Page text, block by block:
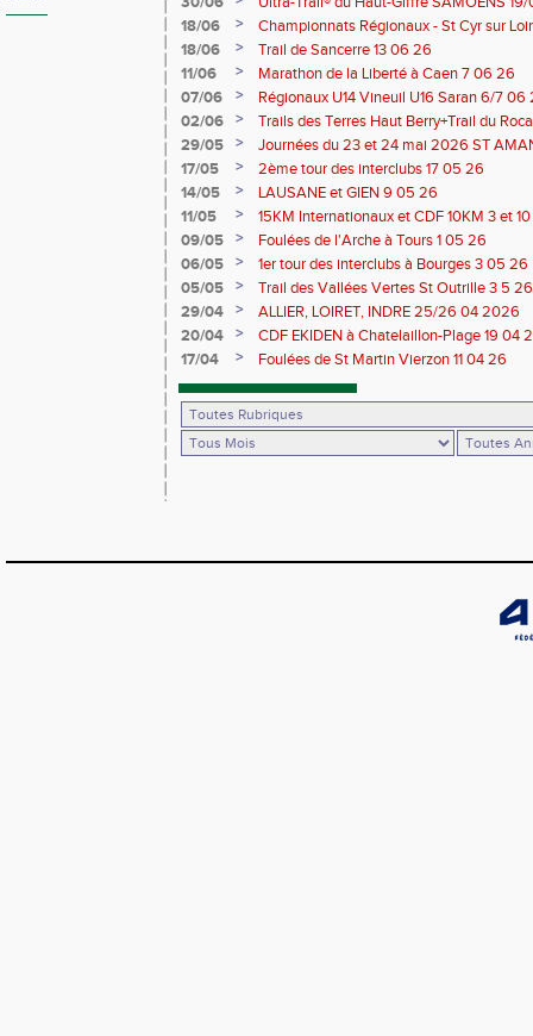
18/06
>
Championnats Régionaux - St Cyr sur
Saran 13/14 06 26
18/06 >
Trail de Sancerre 13 06 26
11/06
>
Marathon de la Liberté à Caen 7 06 26
07/06
>
Régionaux U14 Vineuil U16 Saran 6/7 06
02/06
>
Trails des Terres Haut Berry+Trail du
du Berry 30/31 05 2026
29/05 >
Journées du 23 et 24 mai 2026 ST
17/05
>
2ème tour des interclubs 17 05 26
14/05
>
LAUSANE et GIEN 9 05 26
11/05
>
15KM Internationaux et CDF 10KM 3 et
09/05
>
Foulées de l'Arche à Tours 1 05 26
06/05
>
1er tour des interclubs à Bourges 3 05 26
05/05
>
Trail des Vallées Vertes St Outrille 3 5 26
29/04
>
ALLIER, LOIRET, INDRE 25/26 04 2026
20/04
>
CDF EKIDEN à Chatelaillon-Plage 19 04
17/04
> Foulées de St Martin Vierzon 11 04 26